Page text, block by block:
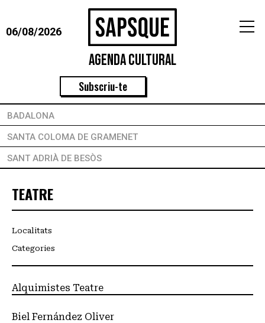
06/08/2026
Agenda Cultural
Subscriu-te
BADALONA
SANTA COLOMA DE GRAMENET
SANT ADRIÀ DE BESÒS
TEATRE
Localitats
Categories
Alquimistes Teatre
Biel Fernández Oliver